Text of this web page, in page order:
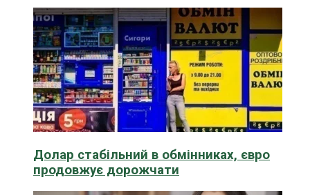
Долар стабільний в обмінниках, євро
продовжує дорожчати